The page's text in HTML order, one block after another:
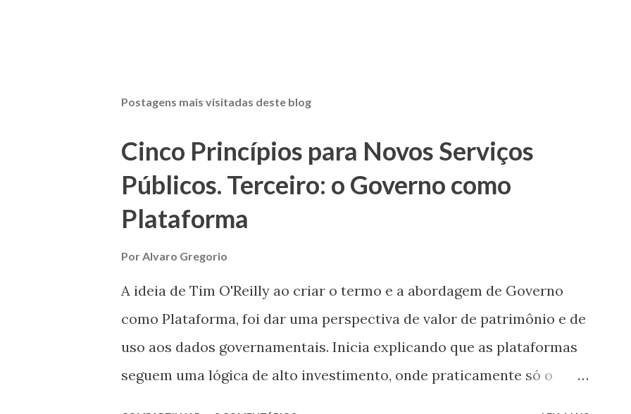
Postagens mais visitadas deste blog
Cinco Princípios para Novos Serviços
Públicos. Terceiro: o Governo como
Plataforma
PorAlvaro Gregorio
A ideia de Tim O'Reilly ao criar o termo e a abordagem de Governo
como Plataforma, foi dar uma perspectiva de valor de patrimônio e de
uso aos dados governamentais. Inicia explicando que as plataformas
seguem uma lógica de alto investimento, onde praticamente só o